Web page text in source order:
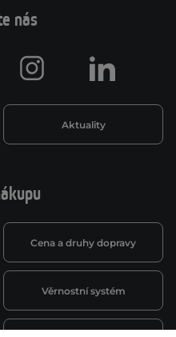
Cena a druhy dopravy
Věrnostní systém
nás
Aktuality
Instagram LinkedIn